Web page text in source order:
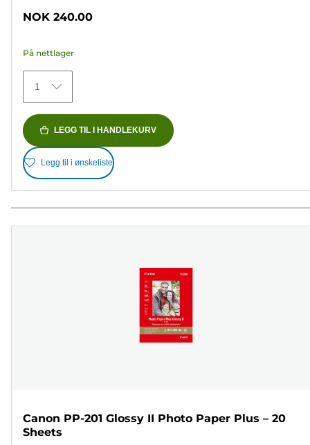
5
152
omtaler
NOK 240.00
På nettlager
1
LEGG TIL I HANDLEKURV
Legg til i ønskeliste
Canon PP-201 Glossy II Photo Paper Plus – 20
Sheets